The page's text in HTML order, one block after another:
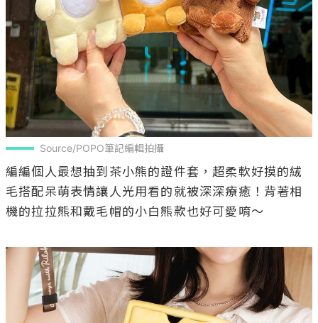
Source/POPO筆記編輯拍攝
編編個人最想抽到茶小熊的證件套，超柔軟好摸的絨
毛搭配呆萌表情讓人光用看的就被深深療癒！背著相
機的拉拉熊和戴毛帽的小白熊款也好可愛唷～